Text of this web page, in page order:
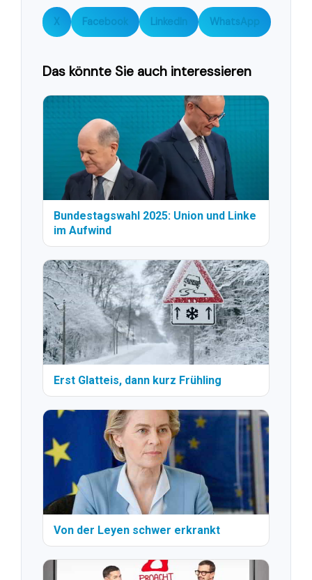
X Facebook LinkedIn WhatsApp
Das könnte Sie auch interessieren
Bundestagswahl 2025: Union und Linke
im Aufwind
Erst Glatteis, dann kurz Frühling
Von der Leyen schwer erkrankt